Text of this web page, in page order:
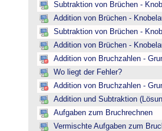
Subtraktion von Brüchen -
Addition von Brüchen -
Subtraktion von Brüchen -
Addition von Brüchen -
Addition von Bruchzahlen -
Wo liegt der Fehler?
Addition von Bruchzahlen -
Addition und Subtraktion
Aufgaben zum Bruchrechnen
Vermischte Aufgaben zum